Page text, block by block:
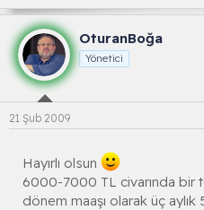
OturanBoğa
Yönetici
21 Şub 2009
Hayırlı olsun
6000-7000 TL civarında bir
dönem maaşı olarak üç aylık